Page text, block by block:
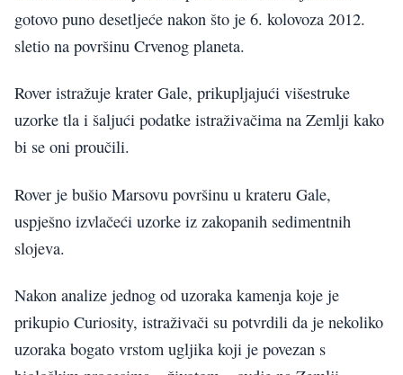
gotovo puno desetljeće nakon što je 6. kolovoza 2012.
sletio na površinu Crvenog planeta.
Rover istražuje krater Gale, prikupljajući višestruke
uzorke tla i šaljući podatke istraživačima na Zemlji kako
bi se oni proučili.
Rover je bušio Marsovu površinu u krateru Gale,
uspješno izvlačeći uzorke iz zakopanih sedimentnih
slojeva.
Nakon analize jednog od uzoraka kamenja koje je
prikupio Curiosity, istraživači su potvrdili da je nekoliko
uzoraka bogato vrstom ugljika koji je povezan s